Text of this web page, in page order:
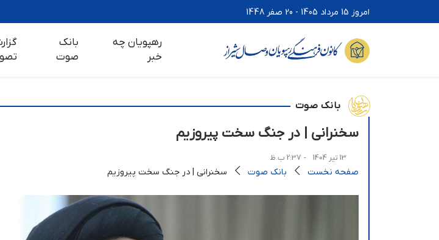
امروز 15 مرداد 1405 - 20 صفر 1448
رهپویان چه
خبر
بانک
صوت
بانک صوت
سخنرانی | در جنگ سخت پیروزیم
13 تیر 1404 - 2:37 ب.ظ
صفحه نخست بانک صوت سخنرانی | در جنگ سخت پیروزیم